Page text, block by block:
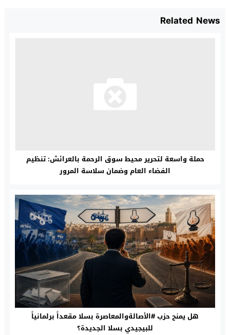
Related News
حملة واسعة لتحرير محيط سوق الرحمة بالعرائش: تنظيم
الفضاء العام وضمان سلاسة المرور
هل يمنح حزب #الأصالةوالمعاصرة بسلا مقعداً برلمانياً
للبيجيدي بسلا الجديدة؟